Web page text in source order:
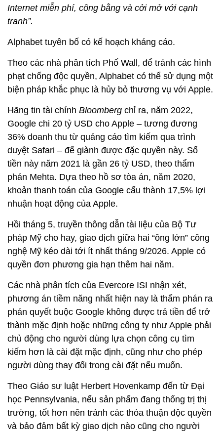
Internet miễn phí, công bằng và cởi mở với cạnh
tranh”.
Alphabet tuyên bố có kế hoạch kháng cáo.
Theo các nhà phân tích Phố Wall, để tránh các hình
phạt chống độc quyền, Alphabet có thể sử dụng một
biện pháp khắc phục là hủy bỏ thương vụ với Apple.
Hãng tin tài chính Bloomberg chỉ ra, năm 2022,
Google chi 20 tỷ USD cho Apple – tương đương
36% doanh thu từ quảng cáo tìm kiếm qua trình
duyệt Safari – để giành được đặc quyền này. Số
tiền này năm 2021 là gần 26 tỷ USD, theo thẩm
phán Mehta. Dựa theo hồ sơ tòa án, năm 2020,
khoản thanh toán của Google cấu thành 17,5% lợi
nhuận hoạt động của Apple.
Hồi tháng 5, truyền thông dẫn tài liệu của Bộ Tư
pháp Mỹ cho hay, giao dịch giữa hai “ông lớn” công
nghệ Mỹ kéo dài tới ít nhất tháng 9/2026. Apple có
quyền đơn phương gia hạn thêm hai năm.
Các nhà phân tích của Evercore ISI nhận xét,
phương án tiềm năng nhất hiện nay là thẩm phán ra
phán quyết buộc Google không được trả tiền để trở
thành mặc định hoặc những công ty như Apple phải
chủ động cho người dùng lựa chọn công cụ tìm
kiếm hơn là cài đặt mặc định, cũng như cho phép
người dùng thay đổi trong cài đặt nếu muốn.
Theo Giáo sư luật Herbert Hovenkamp đến từ Đại
học Pennsylvania, nếu sản phẩm đang thống trị thị
trường, tốt hơn nên tránh các thỏa thuận độc quyền
và bảo đảm bất kỳ giao dịch nào cũng cho người